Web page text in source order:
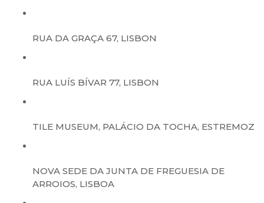
RUA DA GRAÇA 67, LISBON
RUA LUÍS BÍVAR 77, LISBON
TILE MUSEUM, PALÁCIO DA TOCHA, ESTREMOZ
NOVA SEDE DA JUNTA DE FREGUESIA DE
ARROIOS, LISBOA